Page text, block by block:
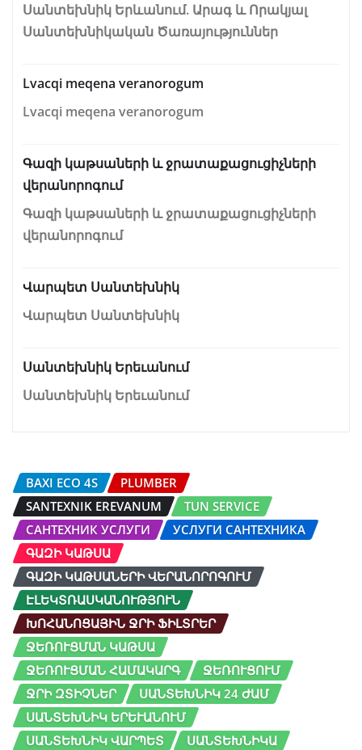
Սանտեխնիկ Երևանում. Արագ և Որակյալ
Սանտեխնիկական Ծառայություններ
Lvacqi meqena veranorogum
Lvacqi meqena veranorogum
Գազի կաթսաների և ջրատաքացուցիչների
վերանորոգում
Գազի կաթսաների և ջրատաքացուցիչների
վերանորոգում
Վարպետ Սանտեխնիկ
Վարպետ Սանտեխնիկ
Սանտեխնիկ Երեւանում
Սանտեխնիկ Երեւանում
BAXI ECO 4S
PLUMBER
SANTEXNIK EREVANUM
TUN SERVICE
САНТЕХНИК УСЛУГИ
УСЛУГИ САНТЕХНИКА
ԳԱԶԻ ԿԱԹՍԱ
ԳԱԶԻ ԿԱԹՍԱՆԵՐԻ ՎԵՐԱՆՈՐՈԳՈՒՄ
ԷԼԵԿՏՌԱՍԿԱՆՈՒԹՅՈՒՆ
ԽՈՀԱՆՈՑԱՅԻՆ ՋՐԻ ՖԻԼՏՐԵՐ
ՋԵՌՈՒՑՄԱՆ ԿԱԹՍԱ
ՋԵՌՈՒՑՄԱՆ ՀԱՄԱԿԱՐԳ
ՋԵՌՈՒՑՈՒՄ
ՋՐԻ ԶՏԻՉՆԵՐ
ՍԱՆՏԵԽՆԻԿ 24 ԺԱՄ
ՍԱՆՏԵԽՆԻԿ ԵՐԵՒԱՆՈՒՄ
ՍԱՆՏԵԽՆԻԿ ՎԱՐՊԵՏ
ՍԱՆՏԵԽՆԻԿԱ